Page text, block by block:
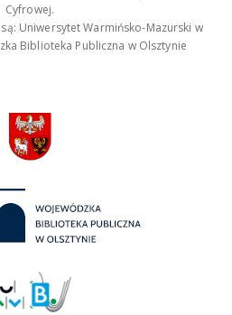
Cyfrowej.
Uniwersytet Warmińsko-Mazurski w
Biblioteka Publiczna w Olsztynie